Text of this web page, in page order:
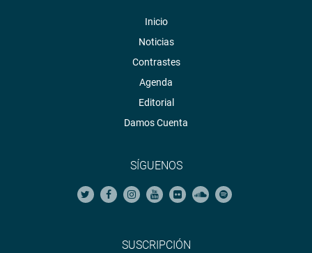
Inicio
Noticias
Contrastes
Agenda
Editorial
Damos Cuenta
SÍGUENOS
SUSCRIPCIÓN